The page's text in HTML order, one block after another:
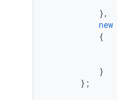
},
new
{
}
};